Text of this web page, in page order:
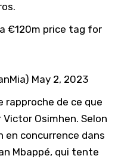
€120m price tag for
May 2, 2023
rapproche de ce que
Osimhen. Selon
en concurrence dans
Mbappé, qui tente